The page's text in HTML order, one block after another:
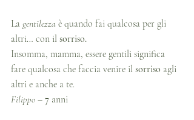
La gentilezza è quando fai qualcosa per gli
altri… con il sorriso.
Insomma, mamma, essere gentili significa
fare qualcosa che faccia venire il sorriso agli
altri e anche a te.
Filippo – 7 anni